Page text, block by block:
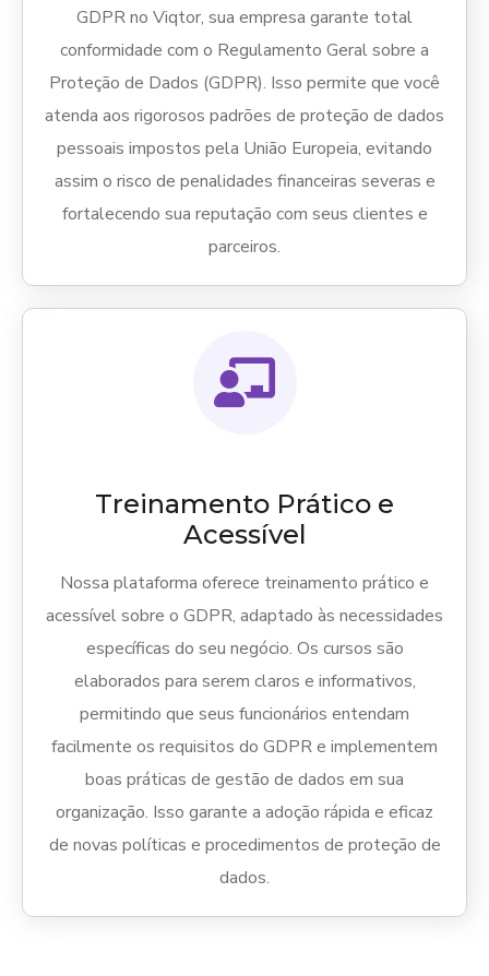
GDPR no Viqtor, sua empresa garante total
conformidade com o Regulamento Geral sobre a
Proteção de Dados (GDPR). Isso permite que você
atenda aos rigorosos padrões de proteção de dados
pessoais impostos pela União Europeia, evitando
assim o risco de penalidades financeiras severas e
fortalecendo sua reputação com seus clientes e
parceiros.
Treinamento Prático e
Acessível
Nossa plataforma oferece treinamento prático e
acessível sobre o GDPR, adaptado às necessidades
específicas do seu negócio. Os cursos são
elaborados para serem claros e informativos,
permitindo que seus funcionários entendam
facilmente os requisitos do GDPR e implementem
boas práticas de gestão de dados em sua
organização. Isso garante a adoção rápida e eficaz
de novas políticas e procedimentos de proteção de
dados.